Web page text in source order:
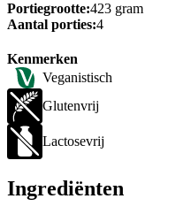
Portiegrootte:423 gram
Aantal porties:4
Kenmerken
Veganistisch
Glutenvrij
Lactosevrij
Ingrediënten